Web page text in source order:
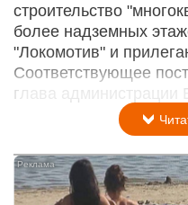
строительство
более надземных
"Локомотив" и
Соответствующее
глава администрации